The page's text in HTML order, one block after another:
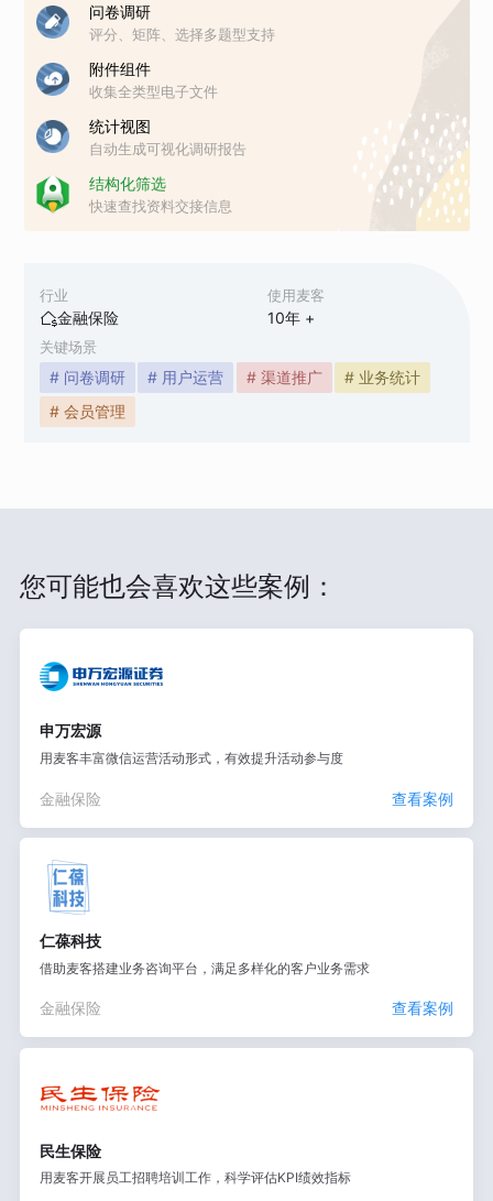
行业
金融保险
使用麦客
10年 +
关键场景
# 问卷调研 # 用户运营 # 渠道推广
# 业务统计
# 会员管理
问卷调研
评分、矩阵、选择多题型支持
附件组件
收集全类型电子文件
统计视图
自动生成可视化调研报告
结构化筛选
快速查找资料交接信息
您可能也会喜欢这些案例：
申万宏源
用麦客丰富微信运营活动形式，有效提升活动参与度
金融保险 查看案例
仁葆科技
借助麦客搭建业务咨询平台，满足多样化的客户业务需求
金融保险 查看案例
民生保险
用麦客开展员工招聘培训工作，科学评估KPI绩效指标